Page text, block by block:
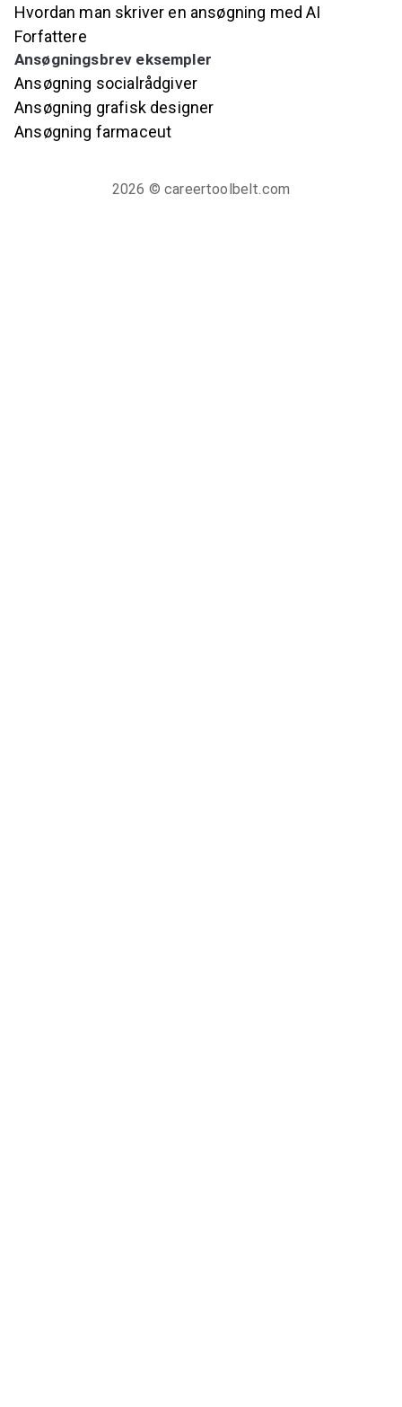
Hvordan man skriver en ansøgning med AI
Forfattere
Ansøgningsbrev eksempler
Ansøgning socialrådgiver
Ansøgning grafisk designer
Ansøgning farmaceut
2026 © careertoolbelt.com